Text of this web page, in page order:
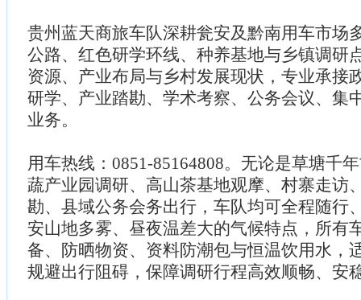
贵州蓝天商旅车队深耕瓮安及黔南用车市场
公路、红色研学环线、种养基地与乡镇调研
资源、产业布局与乡村发展现状，专业承接
研学、产业踏勘、学术考察、公务会议、集
业务。
用车热线：0851-85164808。无论是草塘千
蔬产业园调研、高山茶基地观摩、村寨走访
勘、县域公务会务出行，车队均可全程随行
安山地多雾、昼夜温差大的气候特点，所有
备、防晒物资、资料防潮包与恒温饮用水，
规避出行阻碍，保障调研行程高效顺畅、安